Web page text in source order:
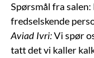
Spørsmål fra
fredselskende
Aviad Ivri:Vi spør
tatt det vi kaller